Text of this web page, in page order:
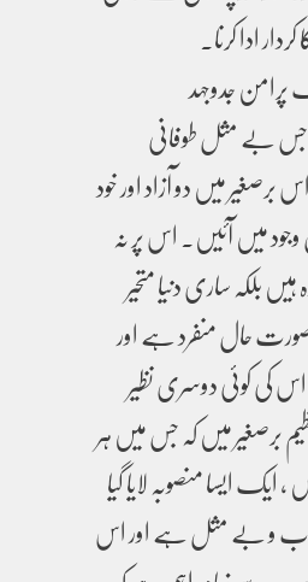
ادا کرنا۔
پرامن جدوجہد
بے مثل طوفانی
میں دو آزاد اور خود
میں آئیں۔ اس پر نہ
بلکہ ساری دنیا متحیر
حال منفرد ہے اور
کی کوئی دوسری نظیر
برصغیر میں کہ جس میں ہر
ایک ایسا منصوبہ لایا گیا
و بے مثل ہے اور اس